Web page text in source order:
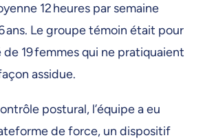
12 heures par semaine
ans. Le groupe témoin était pour
19 femmes qui ne pratiquaient
assidue.
postural, l’équipe a eu
de force, un dispositif